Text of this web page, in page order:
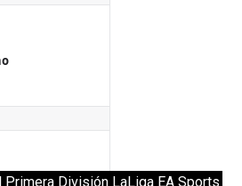
División LaLiga EA Sports